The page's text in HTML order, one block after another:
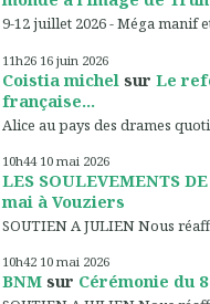
9-12 juillet 2026 - Méga manif
11h26 16 juin 2026
Coistia michel sur Le
française...
Alice au pays des drames
10h44 10 mai 2026
LES SOULEVEMENTS
mai à Vouziers
SOUTIEN A JULIEN Nous
10h42 10 mai 2026
BNM sur Cérémonie du